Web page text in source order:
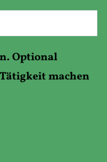
Optional
machen